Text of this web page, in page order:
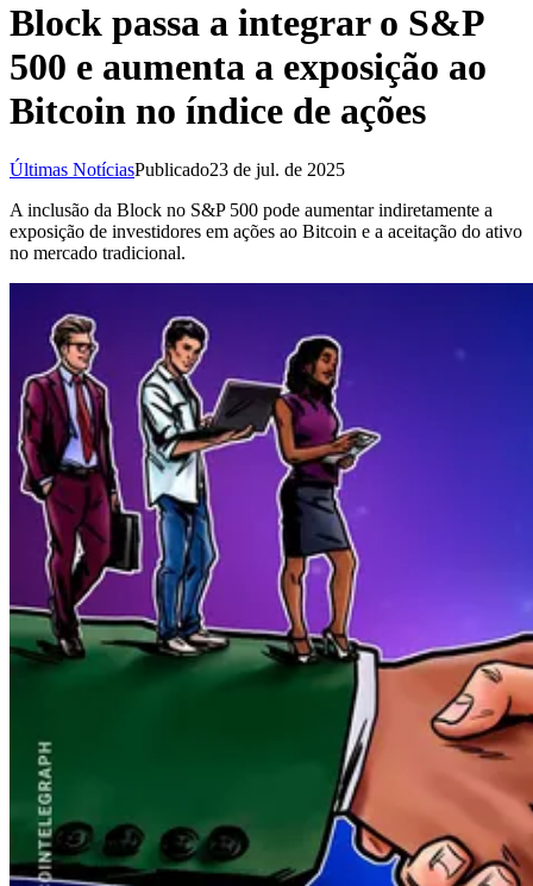
Block passa a integrar o S&P
500 e aumenta a exposição ao
Bitcoin no índice de ações
Últimas NotíciasPublicado23 de jul. de 2025
A inclusão da Block no S&P 500 pode aumentar indiretamente a
exposição de investidores em ações ao Bitcoin e a aceitação do ativo
no mercado tradicional.